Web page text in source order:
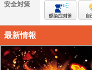
安全対策
最新情報